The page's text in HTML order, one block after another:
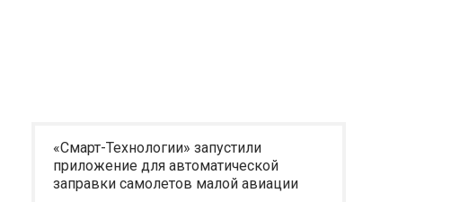
«Смарт-Технологии» запустили
приложение для автоматической
заправки самолетов малой авиации